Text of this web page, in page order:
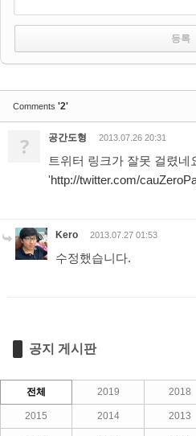
Comments '2'
? 공간도형 2013.07.26 20:31
트위터 링크가 잘못 걸렸네
'http://twitter.com/
Kero 2013.07.27 01:53
수정했습니다.
공지 게시판
전체 2019 2018
2015 2014 2013